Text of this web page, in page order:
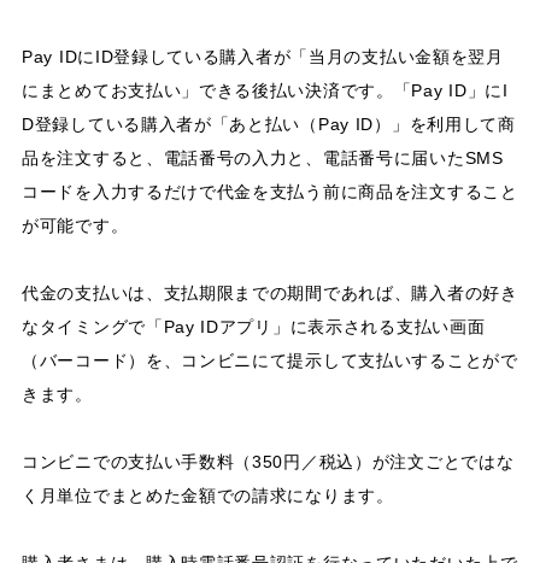
Pay IDにID登録している購入者が「当月の支払い金額を翌月
にまとめてお支払い」できる後払い決済です。「Pay ID」にI
D登録している購入者が「あと払い（Pay ID）」を利用して商
品を注文すると、電話番号の入力と、電話番号に届いたSMS
コードを入力するだけで代金を支払う前に商品を注文すること
が可能です。
代金の支払いは、支払期限までの期間であれば、購入者の好き
なタイミングで「Pay IDアプリ」に表示される支払い画面
（バーコード）を、コンビニにて提示して支払いすることがで
きます。
コンビニでの支払い手数料（350円／税込）が注文ごとではな
く月単位でまとめた金額での請求になります。